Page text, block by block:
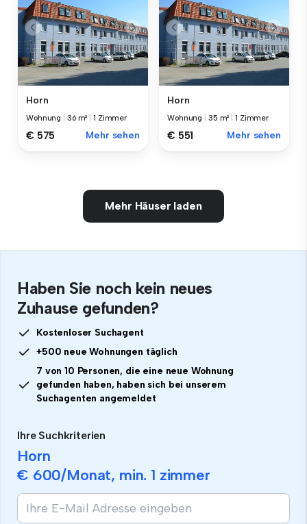
Horn
Wohnung 36 m² |1 Zimmer
€ 575 Mehr sehen
Horn
Wohnung 35 m² |1 Zimmer
€ 551 Mehr sehen
Mehr Häuser laden
Haben Sie noch kein neues
Zuhause gefunden?
Kostenloser Suchagent
+500 neue Wohnungen täglich
7 von 10 Personen, die eine neue Wohnung
gefunden haben, haben sich bei unserem
Suchagenten angemeldet
Ihre Suchkriterien
Horn
€ 600/Monat, min. 1 zimmer